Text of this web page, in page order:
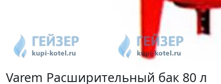
Varem Расширительный бак 80 л